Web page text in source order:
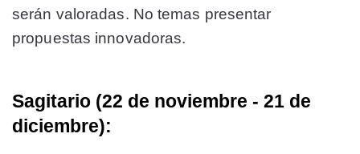
serán valoradas. No temas presentar
propuestas innovadoras.
Sagitario (22 de noviembre - 21 de
diciembre):